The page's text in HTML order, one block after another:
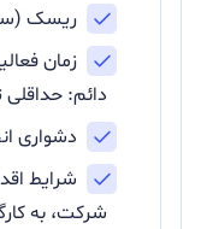
ریسک
زمان
دائم:
دشواری
شرایط
شرکت، به کارگیری